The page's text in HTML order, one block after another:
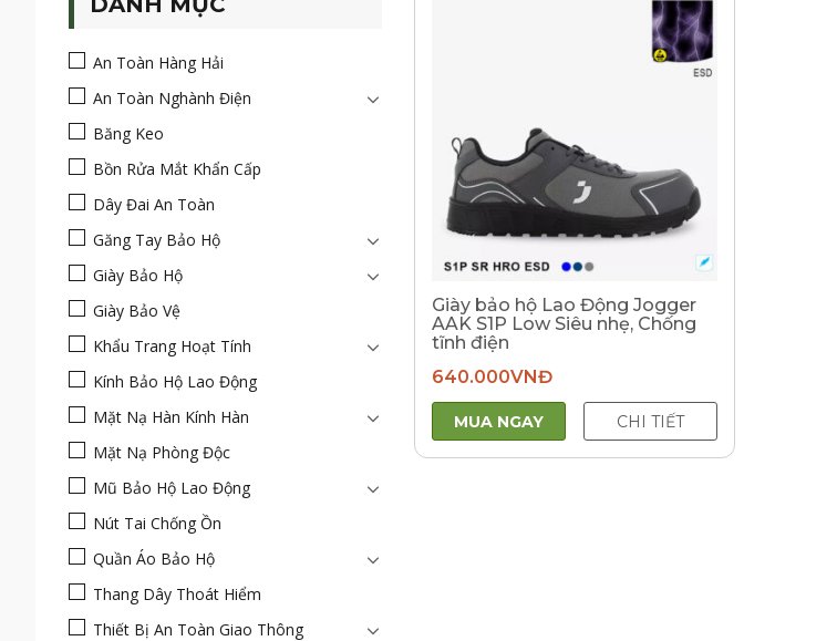
An Toàn Hàng Hải
An Toàn Nghành Điện
Băng Keo
Bồn Rửa Mắt Khẩn Cấp
Dây Đai An Toàn
Găng Tay Bảo Hộ
Giày Bảo Hộ
Giày Bảo Vệ
Khẩu Trang Hoạt Tính
Kính Bảo Hộ Lao Động
Mặt Nạ Hàn Kính Hàn
Mặt Nạ Phòng Độc
Mũ Bảo Hộ Lao Động
Nút Tai Chống Ồn
Quần Áo Bảo Hộ
Thang Dây Thoát Hiểm
Thiết Bị An Toàn Giao Thông
Giày bảo hộ Lao Động Jogger
AAK S1P Low Siêu nhẹ, Chống
tĩnh điện
640.000VNĐ
MUA NGAY CHI TIẾT